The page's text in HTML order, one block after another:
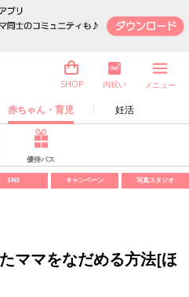
赤ちゃん・育児 妊活
SHOP 内祝い メニュー
優待パス
SNS キャンペーン 写真スタジオ
ママをなだめる方法[ほ